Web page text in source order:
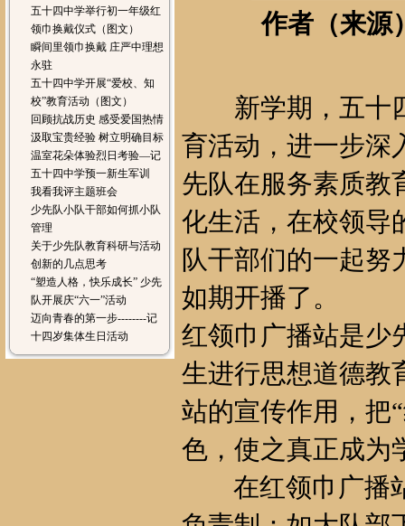
五十四中学举行初一年级红
领巾换戴仪式（图文）
瞬间里领巾换戴 庄严中理想
永驻
五十四中学开展“爱校、知
校”教育活动（图文）
回顾抗战历史 感受爱国热情
汲取宝贵经验 树立明确目标
温室花朵体验烈日考验—记
五十四中学预一新生军训
我看我评主题班会
少先队小队干部如何抓小队
管理
关于少先队教育科研与活动
创新的几点思考
“塑造人格，快乐成长” 少先
队开展庆“六一”活动
迈向青春的第一步--------记
十四岁集体生日活动
作者（来源
新学期，五十四
育活动，进一步深
先队在服务素质教
化生活，在校领导
队干部们的一起努
如期开播了。
红领巾广播站是少
生进行思想道德教
站的宣传作用，把
色，使之真正成为
在红领巾广播站